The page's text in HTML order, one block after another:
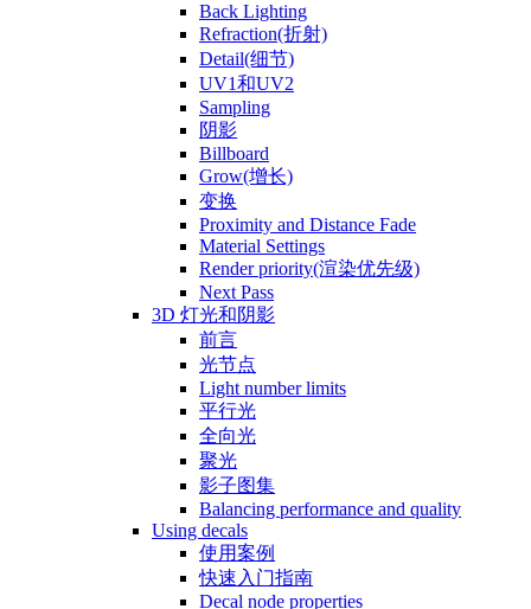
Back Lighting
Refraction(折射)
Detail(细节)
UV1和UV2
Sampling
阴影
Billboard
Grow(增长)
变换
Proximity and Distance Fade
Material Settings
Render priority(渲染优先级)
Next Pass
3D 灯光和阴影
前言
光节点
Light number limits
平行光
全向光
聚光
影子图集
Balancing performance and quality
Using decals
使用案例
快速入门指南
Decal node properties